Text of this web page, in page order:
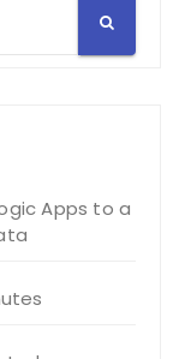
Apps to a